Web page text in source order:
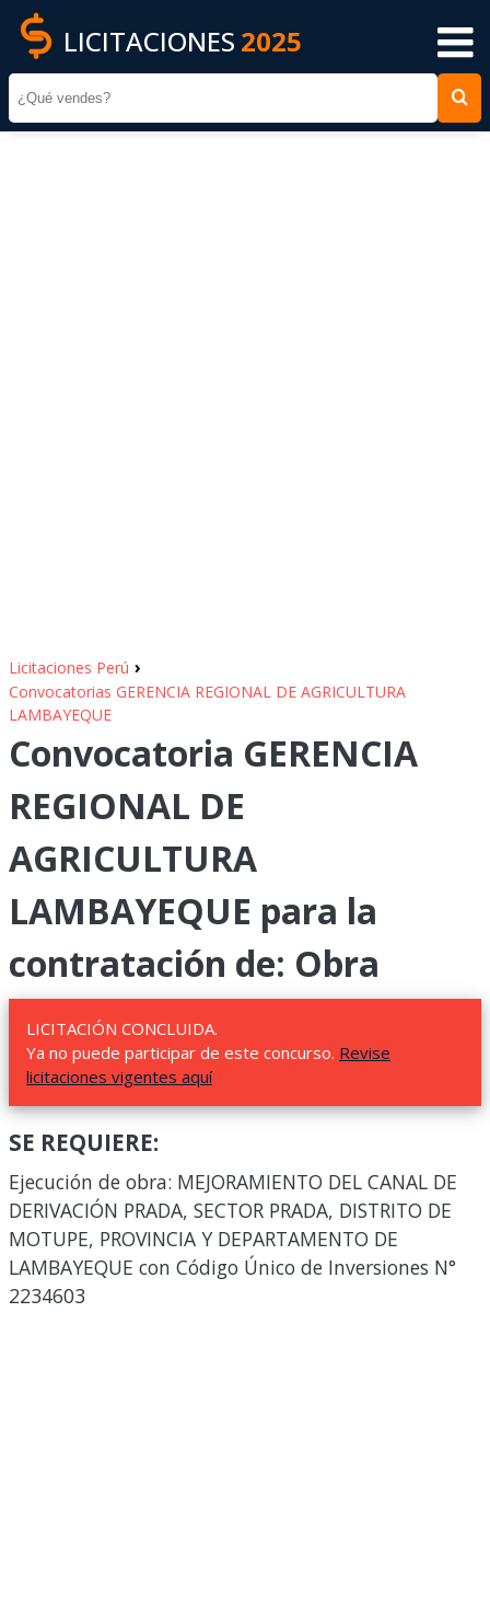
LICITACIONES 2025
Licitaciones Perú ›
Convocatorias GERENCIA REGIONAL DE AGRICULTURA
LAMBAYEQUE
Convocatoria GERENCIA
REGIONAL DE
AGRICULTURA
LAMBAYEQUE para la
contratación de: Obra
LICITACIÓN CONCLUIDA.
Ya no puede participar de este concurso. Revise
licitaciones vigentes aquí
SE REQUIERE:
Ejecución de obra: MEJORAMIENTO DEL CANAL DE
DERIVACIÓN PRADA, SECTOR PRADA, DISTRITO DE
MOTUPE, PROVINCIA Y DEPARTAMENTO DE
LAMBAYEQUE con Código Único de Inversiones N°
2234603